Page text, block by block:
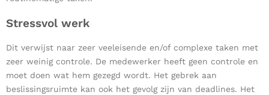
Stressvol werk
Dit verwijst naar zeer veeleisende en/of complexe taken met
zeer weinig controle. De medewerker heeft geen controle en
moet doen wat hem gezegd wordt. Het gebrek aan
beslissingsruimte kan ook het gevolg zijn van deadlines. Het